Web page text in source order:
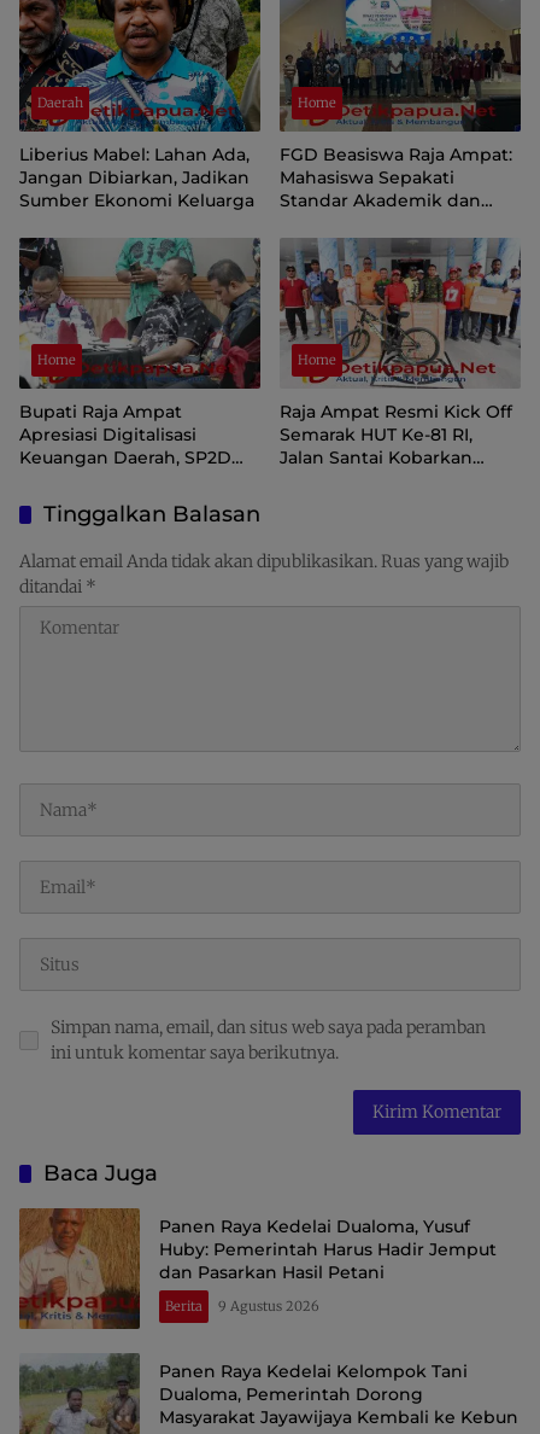
Daerah
Liberius Mabel: Lahan Ada,
Jangan Dibiarkan, Jadikan
Sumber Ekonomi Keluarga
Home
FGD Beasiswa Raja Ampat:
Mahasiswa Sepakati
Standar Akademik dan
Home
Bupati Raja Ampat
Apresiasi Digitalisasi
Keuangan Daerah, SP2D
Perkuat Tata Kelola APBD
Home
Raja Ampat Resmi Kick Off
Semarak HUT Ke-81 RI,
Jalan Santai Kobarkan
Tinggalkan Balasan
Alamat email Anda tidak akan dipublikasikan.Ruas yang wajib
ditandai *
Simpan nama, email, dan situs web saya pada peramban
ini untuk komentar saya berikutnya.
Baca Juga
Panen Raya Kedelai Dualoma, Yusuf
Huby: Pemerintah Harus Hadir Jemput
dan Pasarkan Hasil Petani
Berita 9 Agustus 2026
Panen Raya Kedelai Kelompok Tani
Dualoma, Pemerintah Dorong
Masyarakat Jayawijaya Kembali ke Kebun